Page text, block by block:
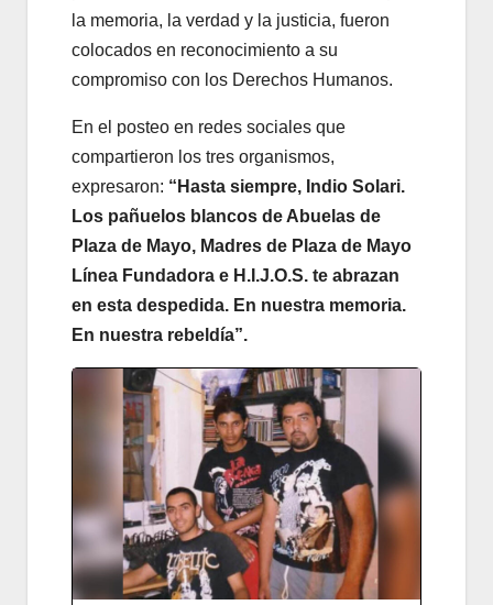
la memoria, la verdad y la justicia, fueron
colocados en reconocimiento a su
compromiso con los Derechos Humanos.
En el posteo en redes sociales que
compartieron los tres organismos,
expresaron: “Hasta siempre, Indio Solari.
Los pañuelos blancos de Abuelas de
Plaza de Mayo, Madres de Plaza de Mayo
Línea Fundadora e H.I.J.O.S. te abrazan
en esta despedida. En nuestra memoria.
En nuestra rebeldía”.